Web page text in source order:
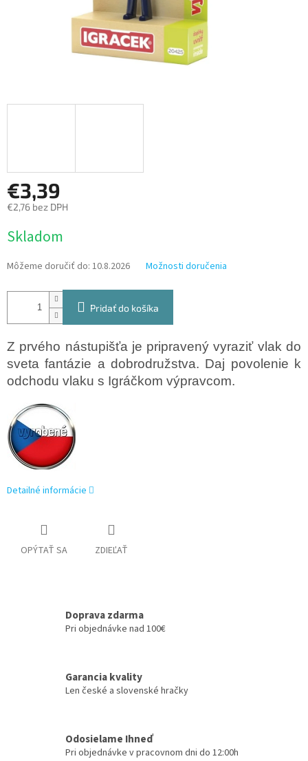
€3,39
€2,76 bez DPH
cena:
Skladom
Môžeme doručiť do: 10.8.2026 Možnosti doručenia
Pridať do košíka
Z prvého nástupišťa je pripravený vyraziť vlak do
sveta fantázie a dobrodružstva. Daj povolenie k
odchodu vlaku s Igráčkom výpravcom.
Detailné informácie
OPÝTAŤ SA ZDIEĽAŤ
Doprava zdarma
Pri objednávke nad 100€
Garancia kvality
Len české a slovenské hračky
Odosielame Ihneď
Pri objednávke v pracovnom dni do 12:00h